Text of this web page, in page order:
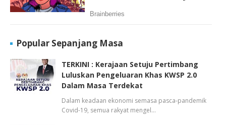
Popular Sepanjang Masa
TERKINI : Kerajaan Setuju Pertimbang
Luluskan Pengeluaran Khas KWSP 2.0
Dalam Masa Terdekat
Dalam keadaan ekonomi semasa pasca-pandemik
Covid-19, semua rakyat mengel…